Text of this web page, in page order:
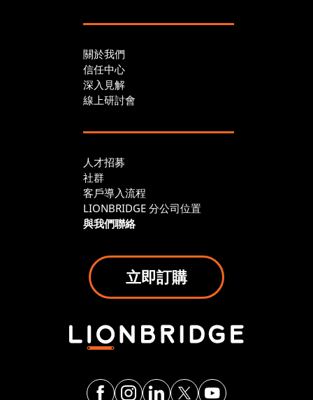
關於我們
信任中心
深入見解
線上研討會
人才招募
社群
客戶導入流程
LIONBRIDGE 分公司位置
與我們聯絡
立即訂購